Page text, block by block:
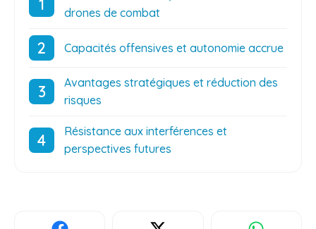
drones de combat
Capacités offensives et autonomie accrue
Avantages stratégiques et réduction des
risques
Résistance aux interférences et
perspectives futures